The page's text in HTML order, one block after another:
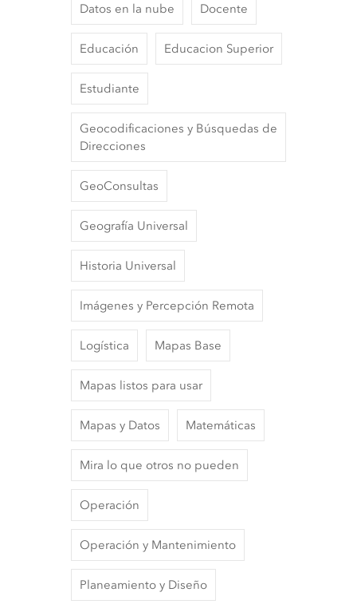
Datos en la nube Docente
Educación Educacion Superior
Estudiante
Geocodificaciones y Búsquedas de
Direcciones
GeoConsultas
Geografía Universal
Historia Universal
Imágenes y Percepción Remota
Logística Mapas Base
Mapas listos para usar
Mapas y Datos Matemáticas
Mira lo que otros no pueden
Operación
Operación y Mantenimiento
Planeamiento y Diseño